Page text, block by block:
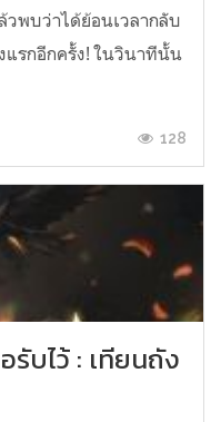
พบว่าได้ย้อนเวลากลับ
แรกอีกครั้ง! ในวินาทีนั้น
128
รับไว้ : เทียนถัง